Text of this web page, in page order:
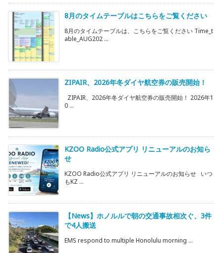
8月のタイムテーブルはこちらをご覧ください
8月のタイムテーブルは、こちらをご覧ください Time_t
able_AUG202 ...
ZIPAIR、2026年冬ダイヤ航空券の販売開始！
ZIPAIR、2026年冬ダイヤ航空券の販売開始！ 2026年1
0 ...
KZOO Radio公式アプリ リニューアルのお知ら
せ
KZOO Radio公式アプリ リニューアルのお知らせ いつ
もKZ ...
【News】ホノルルで朝の交通事故相次ぐ、3件
で4人搬送
EMS respond to multiple Honolulu morning ...